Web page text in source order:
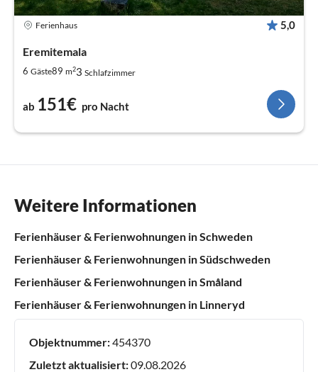
Ferienhaus 5,0
Eremitemala
6 Gäste89 m23 Schlafzimmer
ab 151€ pro Nacht
Weitere Informationen
Ferienhäuser & Ferienwohnungen in Schweden
Ferienhäuser & Ferienwohnungen in Südschweden
Ferienhäuser & Ferienwohnungen in Småland
Ferienhäuser & Ferienwohnungen in Linneryd
Objektnummer:454370
Zuletzt aktualisiert:09.08.2026